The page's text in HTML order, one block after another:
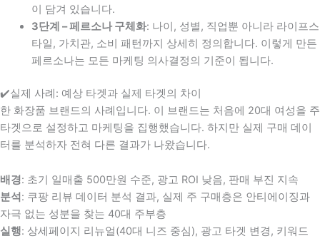
이 담겨 있습니다.
3단계 – 페르소나 구체화: 나이, 성별, 직업뿐 아니라 라이프스
타일, 가치관, 소비 패턴까지 상세히 정의합니다. 이렇게 만든
페르소나는 모든 마케팅 의사결정의 기준이 됩니다.
✔️실제 사례: 예상 타겟과 실제 타겟의 차이
한 화장품 브랜드의 사례입니다. 이 브랜드는 처음에 20대 여성을 주
타겟으로 설정하고 마케팅을 집행했습니다. 하지만 실제 구매 데이
터를 분석하자 전혀 다른 결과가 나왔습니다.
배경: 초기 일매출 500만원 수준, 광고 ROI 낮음, 판매 부진 지속
분석 : 쿠팡 리뷰 데이터 분석 결과, 실제 주 구매층은 안티에이징과
자극 없는 성분을 찾는 40대 주부층
실행: 상세페이지 리뉴얼(40대 니즈 중심), 광고 타겟 변경, 키워드